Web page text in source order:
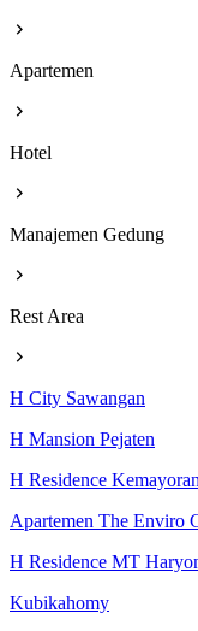
Apartemen
Hotel
Manajemen Gedung
Rest Area
H City Sawangan
H Mansion Pejaten
H Residence
Apartemen The Enviro
H Residence MT
Kubikahomy